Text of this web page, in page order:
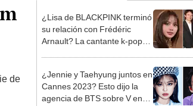
de
¿Lisa de BLACKPINK terminó
su relación con Frédéric
Arnault? La cantante k-pop
¿Jennie y Taehyung juntos en
Cannes 2023? Esto dijo la
agencia de BTS sobre V en